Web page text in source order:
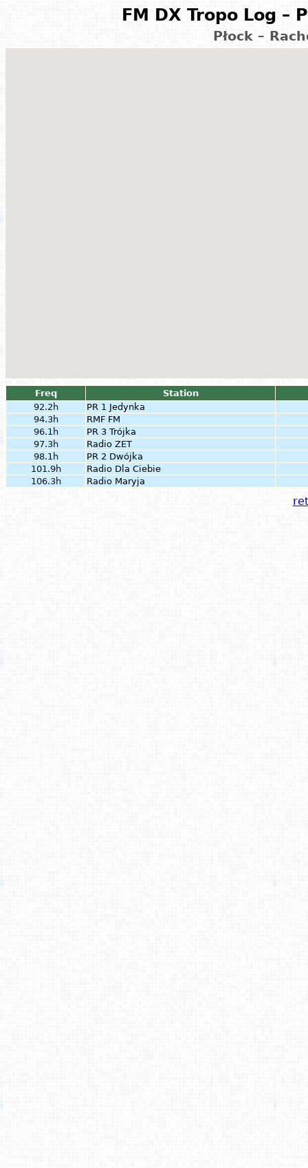
FM DX Tropo Log –
Płock –
Freq
Station
92.2h
PR 1 Jedynka
94.3h
RMF FM
96.1h
PR 3 Trójka
97.3h
Radio ZET
98.1h
PR 2 Dwójka
101.9h
Radio Dla Ciebie
106.3h
Radio Maryja